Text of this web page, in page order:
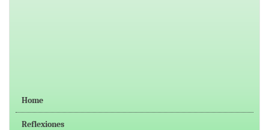
Home
Reflexiones